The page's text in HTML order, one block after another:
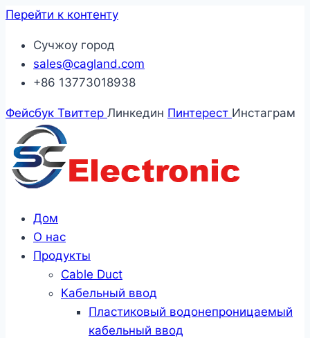
Перейти к контенту
Сучжоу город
sales@cagland.com
+86 13773018938
Фейсбук Твиттер Линкедин Пинтерест Инстаграм
Дом
О нас
Продукты
Cable Duct
Кабельный ввод
Пластиковый водонепроницаемый
кабельный ввод